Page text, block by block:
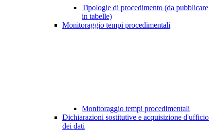
Tipologie di procedimento (da pubblicare
in tabelle)
Monitoraggio tempi procedimentali
Monitoraggio tempi procedimentali
Dichiarazioni sostitutive e acquisizione d'ufficio
dei dati